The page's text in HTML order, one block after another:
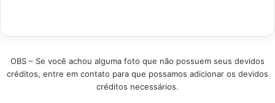
melhor custo
brasileiro para você
encontrar a opção
perfeita sem estourar
OBS – Se você achou alguma foto que não possuem seus devidos
créditos, entre em contato para que possamos adicionar os devidos
créditos necessários.